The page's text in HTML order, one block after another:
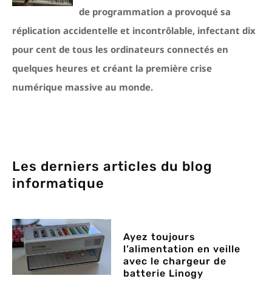
de programmation a provoqué sa
réplication accidentelle et incontrôlable, infectant dix
pour cent de tous les ordinateurs connectés en
quelques heures et créant la première crise
numérique massive au monde.
Les derniers articles du blog
informatique
Ayez toujours
l’alimentation en veille
avec le chargeur de
batterie Linogy